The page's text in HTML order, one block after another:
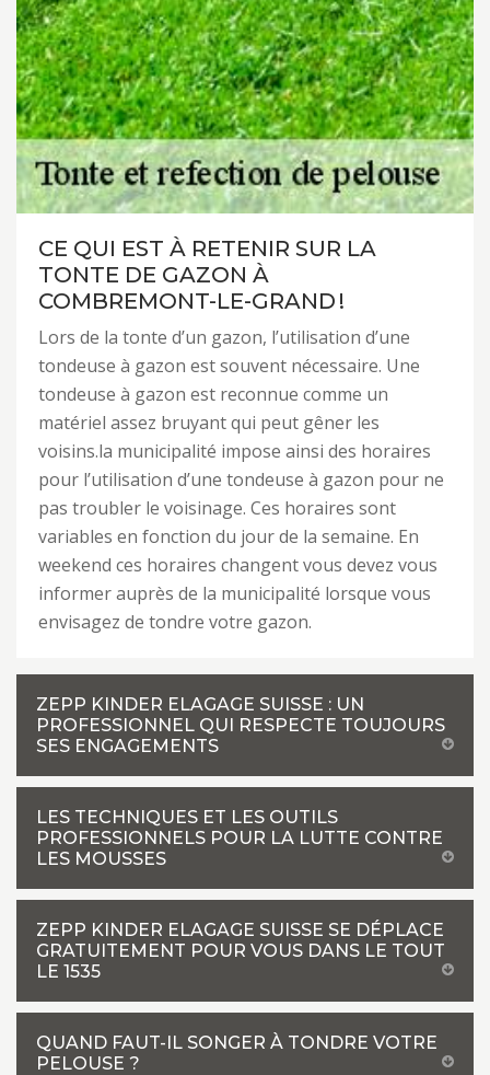
CE QUI EST À RETENIR SUR LA
TONTE DE GAZON À
COMBREMONT-LE-GRAND !
Lors de la tonte d’un gazon, l’utilisation d’une
tondeuse à gazon est souvent nécessaire. Une
tondeuse à gazon est reconnue comme un
matériel assez bruyant qui peut gêner les
voisins.la municipalité impose ainsi des horaires
pour l’utilisation d’une tondeuse à gazon pour ne
pas troubler le voisinage. Ces horaires sont
variables en fonction du jour de la semaine. En
weekend ces horaires changent vous devez vous
informer auprès de la municipalité lorsque vous
envisagez de tondre votre gazon.
ZEPP KINDER ELAGAGE SUISSE : UN
PROFESSIONNEL QUI RESPECTE TOUJOURS
SES ENGAGEMENTS
LES TECHNIQUES ET LES OUTILS
PROFESSIONNELS POUR LA LUTTE CONTRE
LES MOUSSES
ZEPP KINDER ELAGAGE SUISSE SE DÉPLACE
GRATUITEMENT POUR VOUS DANS LE TOUT
LE 1535
QUAND FAUT-IL SONGER À TONDRE VOTRE
PELOUSE ?